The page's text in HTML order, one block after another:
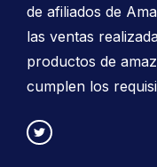
de afiliados de
las ventas
productos de
cumplen los